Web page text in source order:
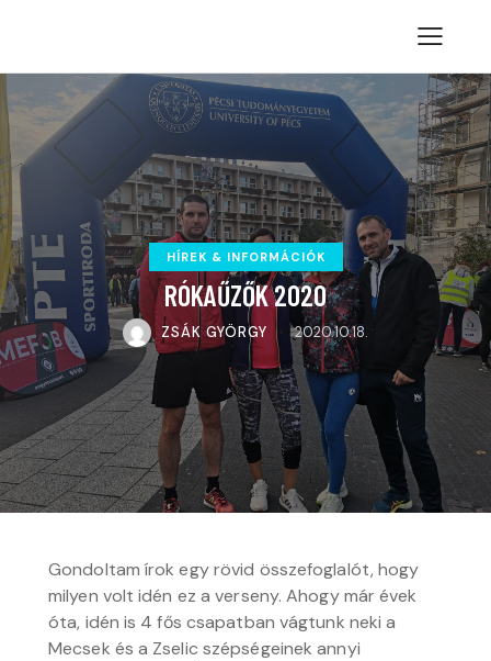
HÍREK & INFORMÁCIÓK
RÓKAŰZŐK 2020
ZSÁK GYÖRGY 2020.10.18.
Gondoltam írok egy rövid összefoglalót, hogy
milyen volt idén ez a verseny. Ahogy már évek
óta, idén is 4 fős csapatban vágtunk neki a
Mecsek és a Zselic szépségeinek annyi